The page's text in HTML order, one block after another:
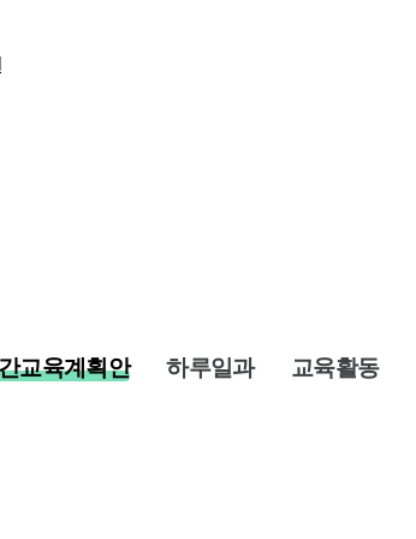
교육계획안 하루일과 교육활동